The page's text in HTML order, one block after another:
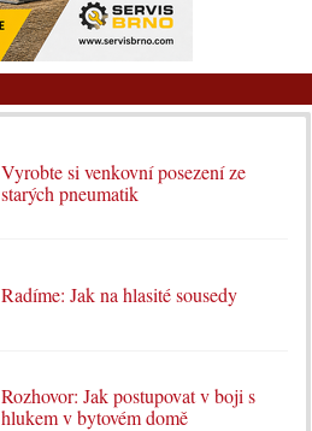
Vyrobte si venkovní posezení ze
starých pneumatik
Radíme: Jak na hlasité sousedy
Rozhovor: Jak postupovat v boji s
hlukem v bytovém domě